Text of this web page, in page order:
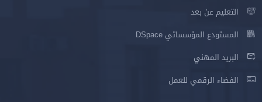
التعليم عن بعد
المستودع المؤسساتي DSpace
البريد المهني
الفضاء الرقمي للعمل